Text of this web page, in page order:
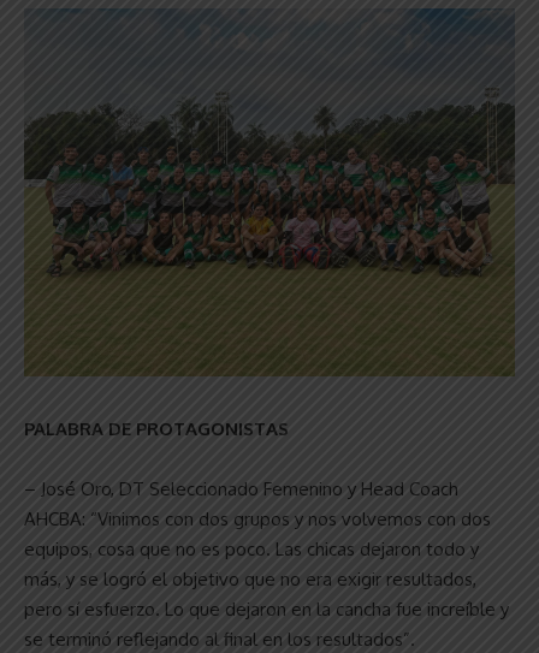
PALABRA DE PROTAGONISTAS
– José Oro, DT Seleccionado Femenino y Head Coach
AHCBA: “Vinimos con dos grupos y nos volvemos con dos
equipos, cosa que no es poco. Las chicas dejaron todo y
más, y se logró el objetivo que no era exigir resultados,
pero sí esfuerzo. Lo que dejaron en la cancha fue increíble y
se terminó reflejando al final en los resultados”.